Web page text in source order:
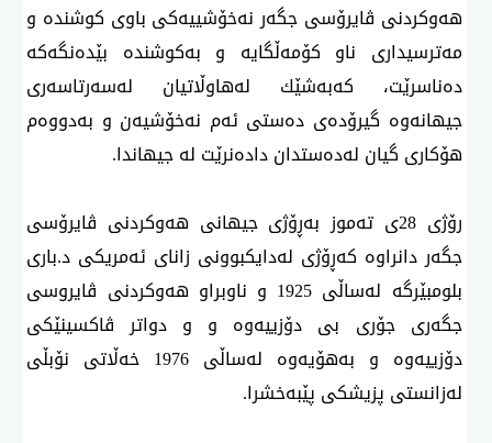
هەوكردنی ڤایرۆسی جگەر نەخۆشییەكی باوی كوشندە و
مەترسیداری ناو كۆمەڵگایە و بەكوشندە بێدەنگەكە
دەناسرێت، كەبەشێك لەهاوڵاتیان لەسەرتاسەری
جیهانەوە گیرۆدەی دەستی ئەم نەخۆشیەن و بەدووەم
هۆكاری گیان لەدەستدان دادەنرێت لە جیهاندا.
رۆژی 28ی تەموز بەڕۆژی جیهانی هەوكردنی ڤایرۆسی
جگەر دانراوە كەڕۆژی لەدایكبوونی زانای ئەمریكی د.باری
بلومبێرگە لەساڵی 1925 و ناوبراو هەوكردنی ڤایروسی
جگەری جۆری بی دۆزییەوە و و دواتر ڤاكسینێكی
دۆزییەوە و بەهۆیەوە لەساڵی 1976 خەڵاتی نۆبڵی
لەزانستی پزیشكی پێبەخشرا.